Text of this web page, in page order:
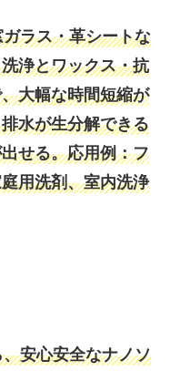
ラス・革シートな
浄とワックス・抗
大幅な時間短縮が
水が生分解できる
せる。応用例：フ
用洗剤、室内洗浄
安心安全なナノソ